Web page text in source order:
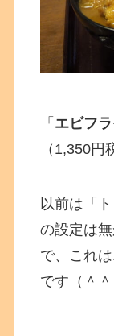
「 エビフ
（1,350円
以前は「
の設定は
で、これ
です（＾＾